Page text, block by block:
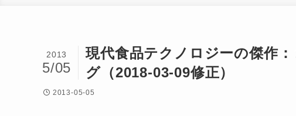
現代食品テクノロジーの傑作
グ（2018-03-09修正）
2013
5/05
2013-05-05